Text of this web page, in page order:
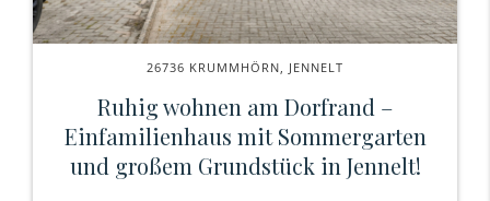
26736 KRUMMHÖRN, JENNELT
Ruhig wohnen am Dorfrand –
Einfamilienhaus mit Sommergarten
und großem Grundstück in Jennelt!